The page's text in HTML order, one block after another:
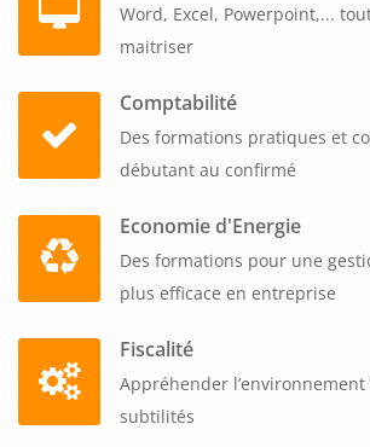
En somme, une formation sur le thème
résolution de situations conflictuelles en
être bénéfique pour votre entreprise de
Que ce soit pour comprendre la nature
des techniques de résolution de
satisfaction client, renforcer les
prévenir les conflits futurs, cette
investissement stratégique pour votre
Word, Excel, Powerpoint,...
maitriser
Comptabilité
Des formations pratiques et
débutant au confirmé
Economie d'Energie
Des formations pour une
plus efficace en entreprise
Fiscalité
Appréhender
subtilités